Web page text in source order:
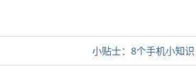
小贴士：8个手机小知识